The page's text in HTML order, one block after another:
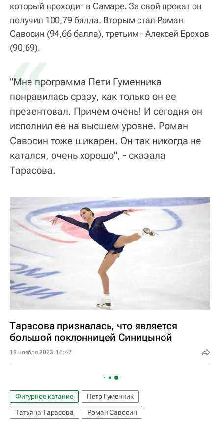
который проходит в Самаре. За свой прокат он
получил 100,79 балла. Вторым стал Роман
Савосин (94,66 балла), третьим - Алексей Ерохов
(90,69).
«
"Мне программа Пети Гуменника
понравилась сразу, как только он ее
презентовал. Причем очень! И сегодня он
исполнил ее на высшем уровне. Роман
Савосин тоже шикарен. Он так никогда не
катался, очень хорошо", - сказала
Тарасова.
Тарасова призналась, что является
большой поклонницей Синицыной
18 ноября 2023, 16:47
Фигурное катание
Петр Гуменник
Татьяна Тарасова
Роман Савосин